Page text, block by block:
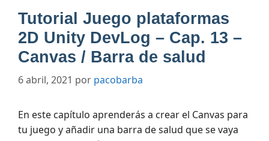
Tutorial Juego plataformas
2D Unity DevLog – Cap. 13 –
Canvas / Barra de salud
6 abril, 2021 por pacobarba
En este capítulo aprenderás a crear el Canvas para
tu juego y añadir una barra de salud que se vaya